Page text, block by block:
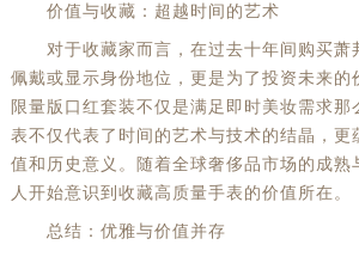
价值与收藏：超越时间的艺术
对于收藏家而言，在过去十年间购买萧
佩戴或显示身份地位，更是为了投资未来的
限量版口红套装不仅是满足即时美妆需求那
表不仅代表了时间的艺术与技术的结晶，更
值和历史意义。随着全球奢侈品市场的成熟
人开始意识到收藏高质量手表的价值所在。
总结：优雅与价值并存